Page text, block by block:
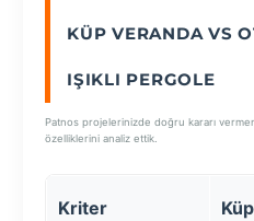
KÜP VERANDA VS
IŞIKLI PERGOLE
Patnos projelerinizde doğru kararı
özelliklerini analiz ettik.
Kriter